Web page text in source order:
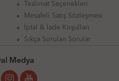
Teslimat Seçenekleri
Mesafeli Satış Sözleşmesi
İptal & İade Koşulları
Sıkça Sorulan Sorular
Medya